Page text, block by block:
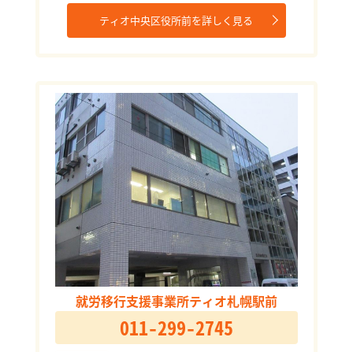
ティオ中央区役所前を詳しく見る
就労移行支援事業所ティオ札幌駅前
011-299-2745